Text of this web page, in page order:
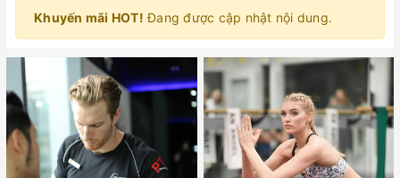
Khuyến mãi HOT! Đang được cập nhật nội dung.